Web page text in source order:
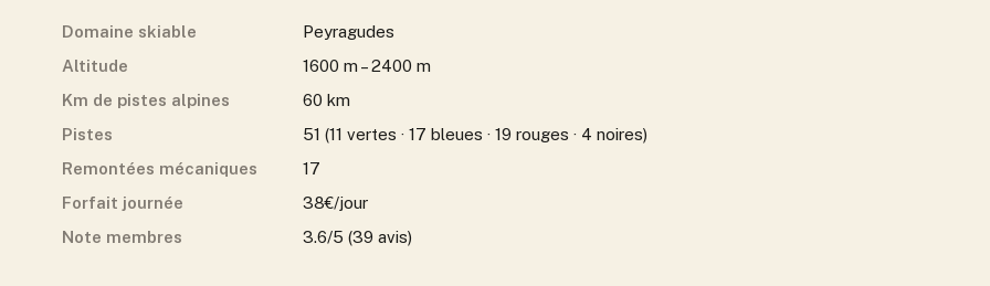
Domaine skiable
Peyragudes
Altitude
1600 m – 2400 m
Km de pistes alpines
60 km
Pistes
51 (11 vertes · 17 bleues · 19 rouges · 4 noires)
Remontées mécaniques
17
Forfait journée
38€/jour
Note membres
3.6/5 (39 avis)